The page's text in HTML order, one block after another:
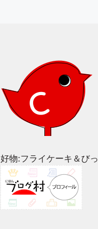
好物:フライケーキ＆び